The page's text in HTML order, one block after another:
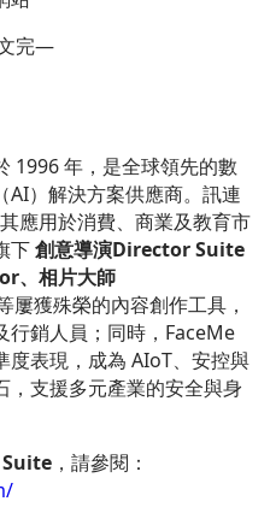
完—
1996 年，是全球領先的數
AI）解決方案供應商。訊連
應用於消費、商業及教育市
下創意導演Director Suite
、相片大師
屢獲殊榮的內容創作工具，
行銷人員；同時，FaceMe
度表現，成為 AIoT、安控與
，支援多元產業的安全與身
，請參閱：